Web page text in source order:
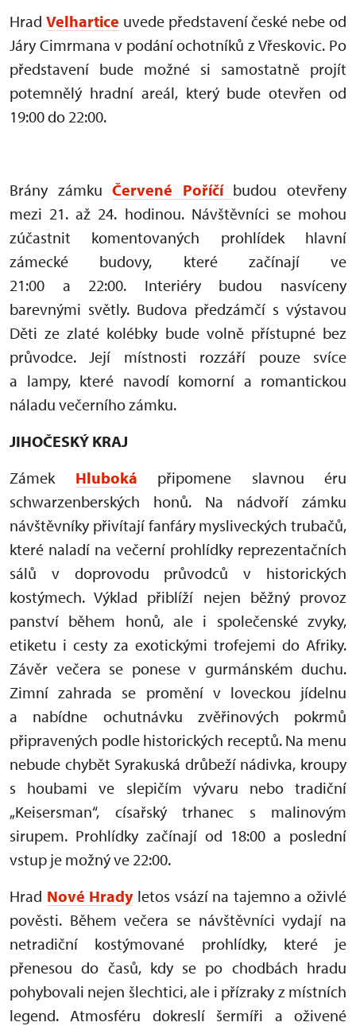
Hrad Velhartice uvede představení české nebe od
Járy Cimrmana v podání ochotníků z Vřeskovic. Po
představení bude možné si samostatně projít
potemnělý hradní areál, který bude otevřen od
19:00 do 22:00.
Brány zámkuČervené Poříčí budou otevřeny
mezi 21. až 24. hodinou. Návštěvníci se mohou
zúčastnit komentovaných prohlídek hlavní
zámecké budovy, které začínají ve
21:00 a 22:00. Interiéry budou nasvíceny
barevnými světly. Budova předzámčí s výstavou
Děti ze zlaté kolébky bude volně přístupné bez
průvodce. Její místnosti rozzáří pouze svíce
a lampy, které navodí komorní a romantickou
náladu večerního zámku.
JIHOČESKÝ KRAJ
Zámek Hluboká připomene slavnou éru
schwarzenberských honů. Na nádvoří zámku
návštěvníky přivítají fanfáry mysliveckých trubačů,
které naladí na večerní prohlídky reprezentačních
sálů v doprovodu průvodců v historických
kostýmech. Výklad přiblíží nejen běžný provoz
panství během honů, ale i společenské zvyky,
etiketu i cesty za exotickými trofejemi do Afriky.
Závěr večera se ponese v gurmánském duchu.
Zimní zahrada se promění v loveckou jídelnu
a nabídne ochutnávku zvěřinových pokrmů
připravených podle historických receptů. Na menu
nebude chybět Syrakuská drůbeží nádivka, kroupy
s houbami ve slepičím vývaru nebo tradiční
„Keisersman“, císařský trhanec s malinovým
sirupem. Prohlídky začínají od 18:00 a poslední
vstup je možný ve 22:00.
Hrad Nové Hradyletos vsází na tajemno a oživlé
pověsti. Během večera se návštěvníci vydají na
netradiční kostýmované prohlídky, které je
přenesou do časů, kdy se po chodbách hradu
pohybovali nejen šlechtici, ale i přízraky z místních
legend. Atmosféru dokreslí šermíři a oživené